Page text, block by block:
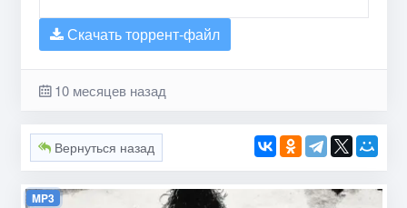
Скачать торрент-файл
10 месяцев назад
Вернуться назад
MP3